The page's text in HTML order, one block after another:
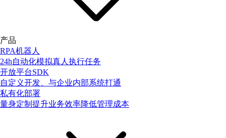
产品
RPA机器人
24h自动化模拟真人执行任务
开放平台SDK
自定义开发、与企业内部系统打通
私有化部署
量身定制提升业务效率降低管理成本